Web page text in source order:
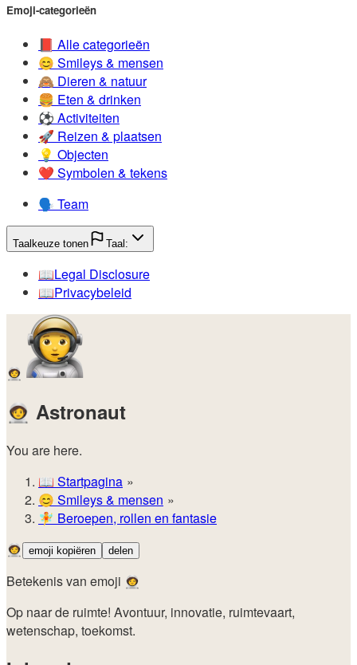
Emoji-categorieën
📕️ Alle categorieën
😊️ Smileys & mensen
🙈️ Dieren & natuur
🍔️ Eten & drinken
⚽️ Activiteiten
🚀️ Reizen & plaatsen
💡️ Objecten
❤️ Symbolen & tekens
🗣️ Team
Taalkeuze tonen Taal:
📖️Legal Disclosure
📖️Privacybeleid
🧑‍🚀
🧑‍🚀 Astronaut
You are here.
📖 Startpagina
😊️ Smileys & mensen
🧚 Beroepen, rollen en fantasie
🧑‍🚀
emoji kopiëren delen
Betekenis van emoji 🧑‍🚀
Op naar de ruimte! Avontuur, innovatie, ruimtevaart,
wetenschap, toekomst.